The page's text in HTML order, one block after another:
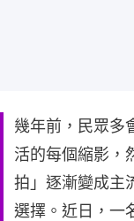
幾年前，民眾多
活的每個縮影，
拍」逐漸變成主
選擇。近日，一